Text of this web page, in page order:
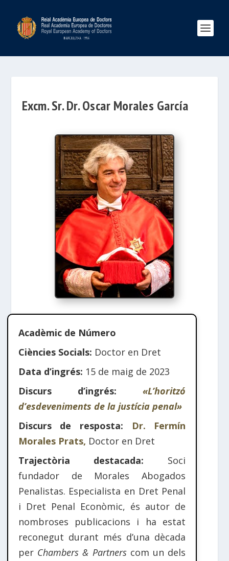
Excm. Sr. Dr. Oscar Morales García
Acadèmic de Número
Ciències Socials: Doctor en Dret
Data d’ingrés: 15 de maig de 2023
Discurs d’ingrés:«L’horitzó
d’esdeveniments de la justícia penal»
Discurs de resposta: Dr. Fermín
Morales Prats, Doctor en Dret
Trajectòria destacada: Soci
fundador de Morales Abogados
Penalistas. Especialista en Dret Penal
i Dret Penal Econòmic, és autor de
nombroses publicacions i ha estat
reconegut durant més d’una dècada
per Chambers & Partnerscom un dels